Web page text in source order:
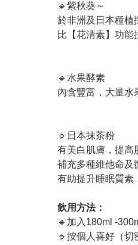
🔹紫秋葵～
於非洲及日本種植
比【花清素】功能
🔹水果酵素
內含豐富，大量水
🔹日本抹茶粉
有美白肌膚，提高
補充多種維他命及
有助提升睡眠質素
飲用方法：
🔹加入180ml -
🔹按個人喜好（切